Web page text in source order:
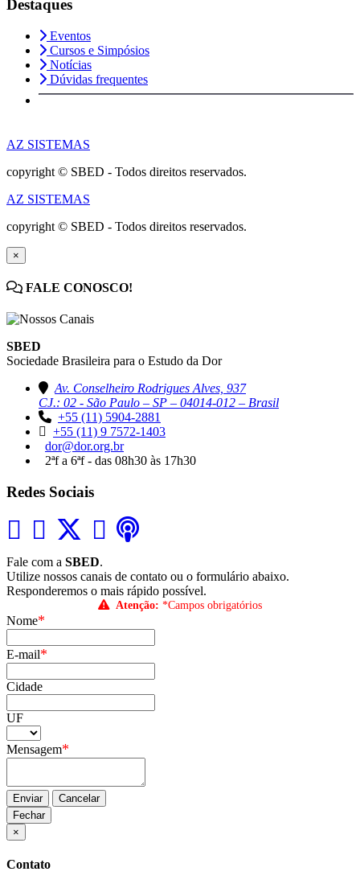
Destaques
Eventos
Cursos e Simpósios
Notícias
Dúvidas frequentes
AZ SISTEMAS
copyright © SBED - Todos direitos reservados.
AZ SISTEMAS
copyright © SBED - Todos direitos reservados.
×
FALE CONOSCO!
SBED
Sociedade Brasileira para o Estudo da Dor
Av. Conselheiro Rodrigues Alves, 937
CJ.: 02 - São Paulo – SP – 04014-012 – Brasil
+55 (11) 5904-2881
+55 (11) 9 7572-1403
dor@dor.org.br
2ªf a 6ªf - das 08h30 às 17h30
Redes Sociais
Fale com a SBED.
Utilize nossos canais de contato ou o formulário abaixo.
Responderemos o mais rápido possível.
Atenção: *Campos obrigatórios
Nome*
E-mail*
Cidade
UF
Mensagem*
Enviar
Cancelar
Fechar
×
Contato